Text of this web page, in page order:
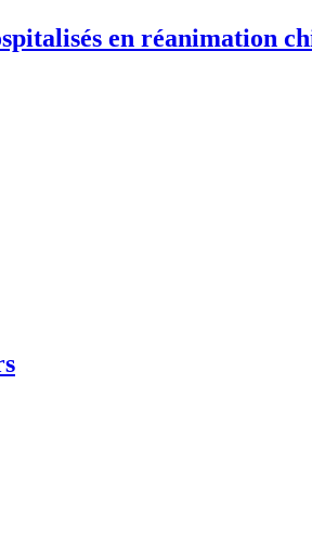
en réanimation